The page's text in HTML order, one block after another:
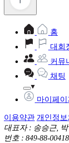
홈
대회
커뮤
채팅
마이페이
이용약관 개인정보
대표자 : 송승근,
번호 : 849-88-00418